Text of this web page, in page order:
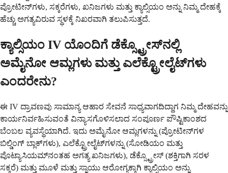
ಪ್ರೋಟೀನ್‌ಗಳು, ಸಕ್ಕರೆಗಳು, ಖನಿಜಗಳು ಮತ್ತು ಕ್ಯಾಲ್ಸಿಯಂ ಅನ್ನು ನಿಮ್ಮ ದೇಹಕ್ಕೆ
ಹೆಚ್ಚು ಅಗತ್ಯವಿರುವ ಸ್ಥಳಕ್ಕೆ ನಿಖರವಾಗಿ ತಲುಪಿಸುತ್ತದೆ.
ಕ್ಯಾಲ್ಸಿಯಂ IV ಯೊಂದಿಗೆ ಡೆಕ್ಸ್ಟ್ರೋಸ್‌ನಲ್ಲಿ
ಅಮೈನೋ ಆಮ್ಲಗಳು ಮತ್ತು ಎಲೆಕ್ಟ್ರೋಲೈಟ್‌ಗಳು
ಎಂದರೇನು?
ಈ IV ದ್ರಾವಣವು ಸಾಮಾನ್ಯ ಆಹಾರ ಸೇವನೆ ಸಾಧ್ಯವಾಗದಿದ್ದಾಗ ನಿಮ್ಮ ದೇಹವನ್ನು
ಕಾರ್ಯನಿರ್ವಹಿಸುವಂತೆ ವಿನ್ಯಾಸಗೊಳಿಸಲಾದ ಸಂಪೂರ್ಣ ಪೌಷ್ಟಿಕಾಂಶದ
ಬೆಂಬಲ ವ್ಯವಸ್ಥೆಯಾಗಿದೆ. ಇದು ಅಮೈನೋ ಆಮ್ಲಗಳನ್ನು (ಪ್ರೋಟೀನ್‌ಗಳ
ಬಿಲ್ಡಿಂಗ್ ಬ್ಲಾಕ್‌ಗಳು), ಎಲೆಕ್ಟ್ರೋಲೈಟ್‌ಗಳನ್ನು (ಸೋಡಿಯಂ ಮತ್ತು
ಪೊಟ್ಯಾಸಿಯಮ್‌ನಂತಹ ಅಗತ್ಯ ಖನಿಜಗಳು), ಡೆಕ್ಸ್ಟ್ರೋಸ್ (ಶಕ್ತಿಗಾಗಿ ಸರಳ
ಸಕ್ಕರೆ) ಮತ್ತು ಮೂಳೆ ಮತ್ತು ಸ್ನಾಯು ಆರೋಗ್ಯಕ್ಕಾಗಿ ಕ್ಯಾಲ್ಸಿಯಂ ಅನ್ನು